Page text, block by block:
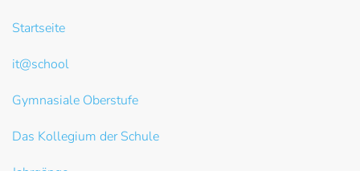
Startseite
it@school
Gymnasiale Oberstufe
Das Kollegium der Schule